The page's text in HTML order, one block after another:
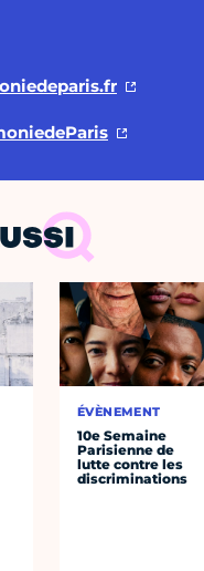
ÉVÈNEMENT
10e Semaine
Parisienne de
lutte contre les
discriminations